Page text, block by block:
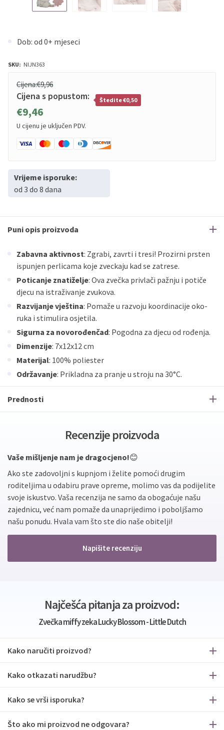
Dob: od 0+ mjeseci
SKU: NIJN363
Cijena:€9,96
Cijena s popustom:
€9,46
Štedite €0,50
U cijenu je uključen PDV.
Vrijeme isporuke:
od 3 do 8 dana
Puni opis proizvoda
Zabavna aktivnost: Zgrabi, zavrti i tresi! Prozirni prsten
ispunjen perlicama koje zveckaju kad se zatrese.
Poticanje znatiželje: Ova zvečka privlači pažnju i potiče
djecu na istraživanje zvukova.
Razvijanje vještina: Pomaže u razvoju koordinacije oko-
ruka i stimulira osjetila.
Sigurna za novorođenčad: Pogodna za djecu od rođenja.
Dimenzije: 7x12x12 cm
Materijal: 100% poliester
Održavanje: Prikladna za pranje u stroju na 30°C.
Prednosti
Recenzije proizvoda
Vaše mišljenje nam je dragocjeno!😊
Ako ste zadovoljni s kupnjom i želite pomoći drugim
roditeljima u odabiru prave opreme, molimo vas da podijelite
svoje iskustvo. Vaša recenzija ne samo da obogaćuje našu
zajednicu, već nam pomaže da unaprijedimo i poboljšamo
našu ponudu. Hvala vam što ste dio naše obitelji!
Napišite recenziju
Najčešća pitanja za proizvod:
Zvečka miffy zeka Lucky Blossom - Little Dutch
Kako naručiti proizvod?
Kako otkazati narudžbu?
Kako se vrši isporuka?
Što ako mi proizvod ne odgovara?